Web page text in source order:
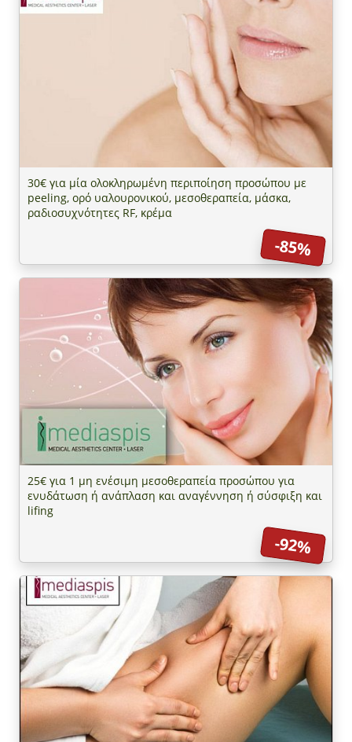
30€ για μία ολοκληρωμένη περιποίηση προσώπου με
peeling, ορό υαλουρονικού, μεσοθεραπεία, μάσκα,
ραδιοσυχνότητες RF, κρέμα
-85%
25€ για 1 μη ενέσιμη μεσοθεραπεία προσώπου για
ενυδάτωση ή ανάπλαση και αναγέννηση ή σύσφιξη και
lifing
-92%